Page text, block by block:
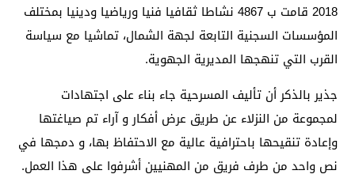
2018 قامت ب 4867 نشاطا ثقافيا فنيا ورياضيا ودينيا بمختلف
المؤسسات السجنية التابعة لجهة الشمال، تماشيا مع سياسة
القرب التي تنهجها المديرية الجهوية.
جذير بالذكر أن تأليف المسرحية جاء بناء على اجتهادات
لمجموعة من النزلاء عن طريق عرض أفكار و آراء تم صياغتها
وإعادة تنقيحها باحترافية عالية مع الاحتفاظ بها، و دمجها في
نص واحد من طرف فريق من المهنيين أشرفوا على هذا العمل.